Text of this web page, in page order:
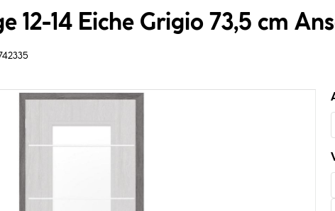
12-14 Eiche Grigio 73,5 cm